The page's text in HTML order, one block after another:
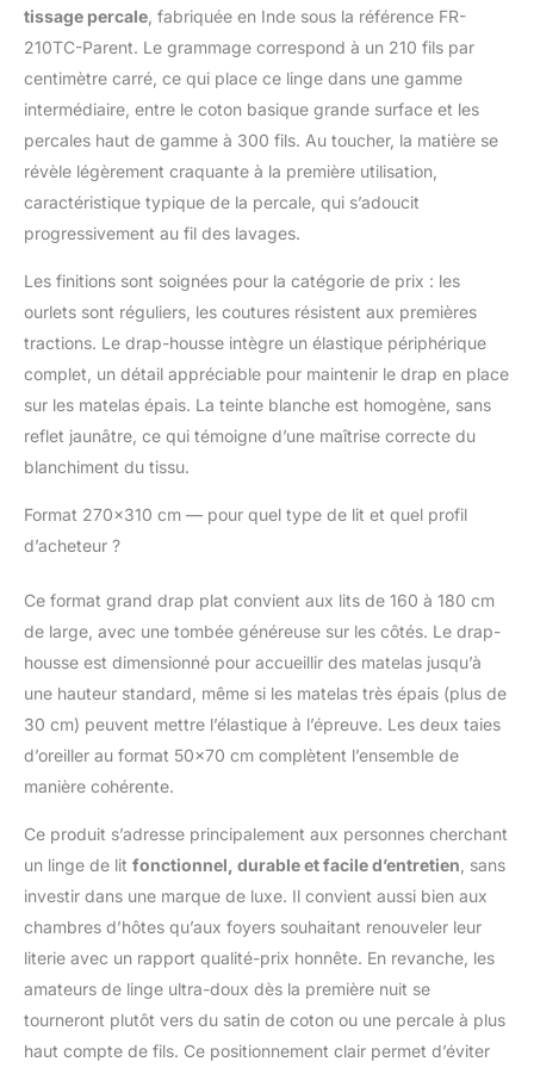
la température
corporelle pour un
repos nocturne
offrant une sensation
de linge de lit digne
d'un hôtel de luxe. Un
ensemble complet de
lit en coton percale
comprend: 1 Drap plat
(180cmx200cm) -
Absorbe la
transpiration et protège
des taches, assurant la
fraîcheur de la couette.
(270cmx310cm) – Doté
élastique épais tout
360° sur les matelas de
15cm-40cm
d'oreiller (65cmx65cm)
– Livrées avec un cadre
Oxford 5 cm
superbement conçu et
une fermeture à rabat
naturel: Fabriqué selon
la technique de fil fin de
Pizuna, cet authentique
210-fils au pouce king
parure de lit en percale
de coton présente un
tissage en percale
simple dent 1 sur 1
sous le carré.
tissage percale , fabriquée en Inde sous la référence FR-
210TC-Parent. Le grammage correspond à un 210 fils par
centimètre carré, ce qui place ce linge dans une gamme
intermédiaire, entre le coton basique grande surface et les
percales haut de gamme à 300 fils. Au toucher, la matière se
révèle légèrement craquante à la première utilisation,
caractéristique typique de la percale, qui s’adoucit
progressivement au fil des lavages.
Les finitions sont soignées pour la catégorie de prix : les
ourlets sont réguliers, les coutures résistent aux premières
tractions. Le drap-housse intègre un élastique périphérique
complet, un détail appréciable pour maintenir le drap en place
sur les matelas épais. La teinte blanche est homogène, sans
reflet jaunâtre, ce qui témoigne d’une maîtrise correcte du
blanchiment du tissu.
Format 270×310 cm — pour quel type de lit et quel profil
d’acheteur ?
Ce format grand drap plat convient aux lits de 160 à 180 cm
de large, avec une tombée généreuse sur les côtés. Le drap-
housse est dimensionné pour accueillir des matelas jusqu’à
une hauteur standard, même si les matelas très épais (plus de
30 cm) peuvent mettre l’élastique à l’épreuve. Les deux taies
d’oreiller au format 50×70 cm complètent l’ensemble de
manière cohérente.
Ce produit s’adresse principalement aux personnes cherchant
un linge de lit fonctionnel, durable et facile d’entretien , sans
investir dans une marque de luxe. Il convient aussi bien aux
chambres d’hôtes qu’aux foyers souhaitant renouveler leur
literie avec un rapport qualité-prix honnête. En revanche, les
amateurs de linge ultra-doux dès la première nuit se
tourneront plutôt vers du satin de coton ou une percale à plus
haut compte de fils. Ce positionnement clair permet d’éviter